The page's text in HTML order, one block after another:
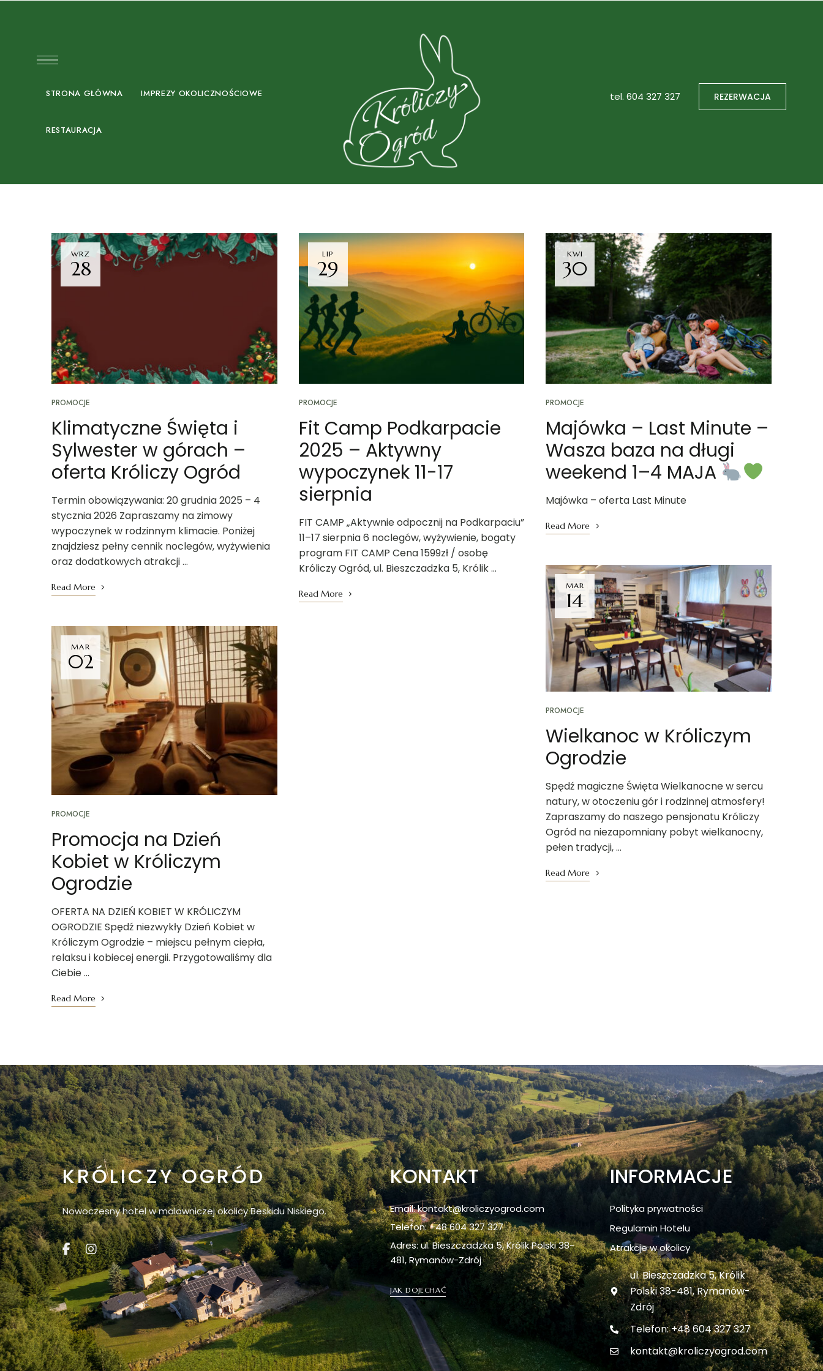
STRONA GŁÓWNA IMPREZY OKOLICZNOŚCIOWE
RESTAURACJA
tel. 604 327 327 REZERWACJA
WRZ
28
PROMOCJE
Klimatyczne Święta i
Sylwester w górach –
oferta Króliczy Ogród
Termin obowiązywania: 20 grudnia 2025 – 4
stycznia 2026 Zapraszamy na zimowy
wypoczynek w rodzinnym klimacie. Poniżej
znajdziesz pełny cennik noclegów, wyżywienia
oraz dodatkowych atrakcji …
Read More
MAR
02
PROMOCJE
Promocja na Dzień
Kobiet w Króliczym
Ogrodzie
OFERTA NA DZIEŃ KOBIET W KRÓLICZYM
OGRODZIE Spędź niezwykły Dzień Kobiet w
Króliczym Ogrodzie – miejscu pełnym ciepła,
relaksu i kobiecej energii. Przygotowaliśmy dla
Ciebie …
Read More
LIP
29
PROMOCJE
Fit Camp Podkarpacie
2025 – Aktywny
wypoczynek 11-17
sierpnia
FIT CAMP „Aktywnie odpocznij na Podkarpaciu”
11–17 sierpnia 6 noclegów, wyżywienie, bogaty
program FIT CAMP Cena 1599zł / osobę
Króliczy Ogród, ul. Bieszczadzka 5, Królik …
Read More
KWI
30
PROMOCJE
Majówka – Last Minute –
Wasza baza na długi
weekend 1–4 MAJA
Majówka – oferta Last Minute
Read More
MAR
14
PROMOCJE
Wielkanoc w Króliczym
Ogrodzie
Spędź magiczne Święta Wielkanocne w sercu
natury, w otoczeniu gór i rodzinnej atmosfery!
Zapraszamy do naszego pensjonatu Króliczy
Ogród na niezapomniany pobyt wielkanocny,
pełen tradycji, …
Read More
KRÓLICZY OGRÓD
Nowoczesny hotel w malowniczej okolicy Beskidu Niskiego.
KONTAKT
Email: kontakt@kroliczyogrod.com
Telefon: +48 604 327 327
Adres: ul. Bieszczadzka 5, Królik Polski 38-
481, Rymanów-Zdrój
JAK DOJECHAĆ
INFORMACJE
Polityka prywatności
Regulamin Hotelu
Atrakcje w okolicy
ul. Bieszczadzka 5, Królik
Polski 38-481, Rymanów-
Zdrój
Telefon: +48 604 327 327
kontakt@kroliczyogrod.com